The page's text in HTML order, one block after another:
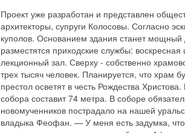
Проект уже разработан и представлен
архитекторы, супруги Колосовы. Согласно
куполов. Основанием здания станет мощный
разместятся приходские службы:
лекционный зал. Сверху - собственно
трех тысяч человек. Планируется, что храм
престол осветят в честь Рождества
собора составит 74 метра. В соборе
новомученников пострадало на нашей
владыка Феофан. — У меня есть задумка,